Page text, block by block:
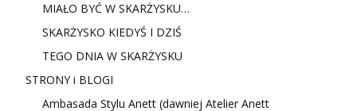
MIAŁO BYĆ W SKARŻYSKU…
SKARŻYSKO KIEDYŚ I DZIŚ
TEGO DNIA W SKARŻYSKU
STRONY i BLOGI
Ambasada Stylu Anett (dawniej Atelier Anett